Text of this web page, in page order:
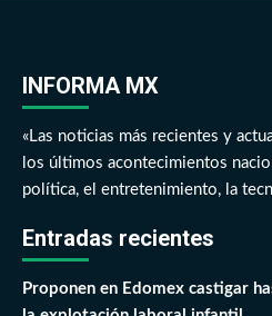
INFORMA MX
«Las noticias más recientes y
los últimos acontecimientos
política, el entretenimiento, la
Entradas recientes
Proponen en Edomex castigar